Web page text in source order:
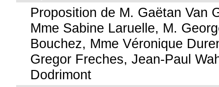
Proposition de M. Gaëtan Van
Mme Sabine Laruelle, M.
Bouchez, Mme Véronique
Gregor Freches, Jean-Paul
Dodrimont